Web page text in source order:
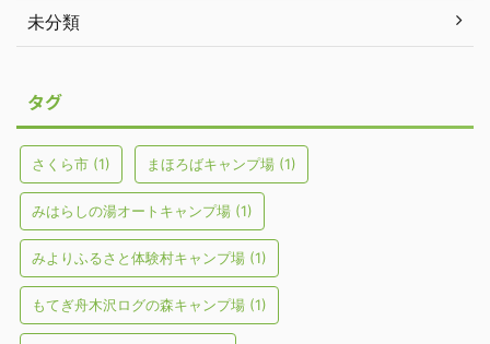
未分類
タグ
さくら市 (1) まほろばキャンプ場 (1)
みはらしの湯オートキャンプ場 (1)
みよりふるさと体験村キャンプ場 (1)
もてぎ舟木沢ログの森キャンプ場 (1)